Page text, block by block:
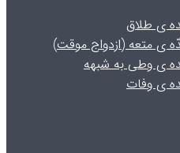
ی طلاق
ی متعه (ازدواج موقت)
ی وطی به شبهه
ی وفات